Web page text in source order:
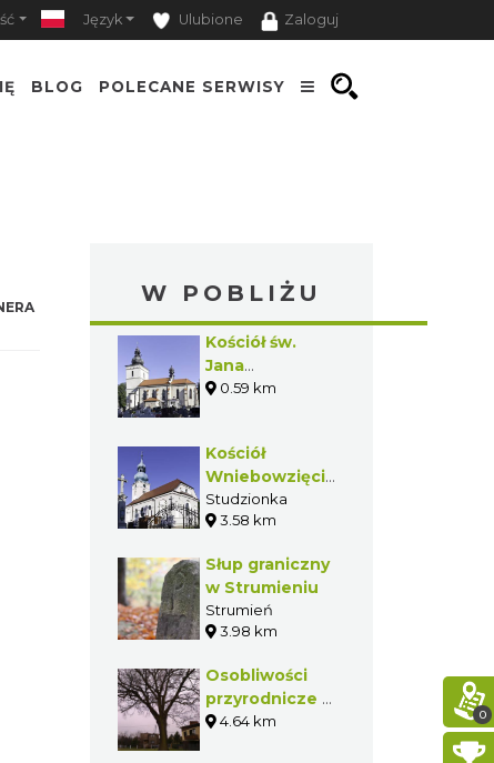
Język Ulubione Zaloguj
BLOG POLECANE SERWISY
W POBLIŻU
Kościół św.
Jana
Chrzciciela w
0.59 km
Kościół
Wniebowzięcia
Najświętszej
Marii Panny w
Studzionka
3.58 km
Słup graniczny
w Strumieniu
Strumień
3.98 km
Osobliwości
przyrodnicze w
gminie
4.64 km 0